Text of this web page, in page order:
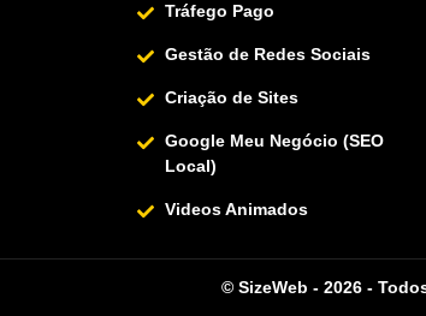
Tráfego Pago
Gestão de Redes Sociais
Criação de Sites
Google Meu Negócio (SEO
Local)
Videos Animados
© SizeWeb - 2026 -